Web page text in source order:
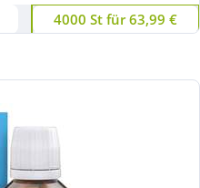
4000 St für 63,99 €